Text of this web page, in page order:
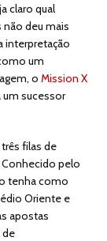
claro qual
deu mais
interpretação
um
oMission X
um sucessor
filas de
Conhecido pelo
tenha como
Oriente e
apostas
de